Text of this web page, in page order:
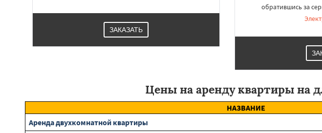
ЗАКАЗАТЬ
обратившись за
Цены на аренду квартиры на
НАЗВАНИЕ
Аренда двухкомнатной квартиры